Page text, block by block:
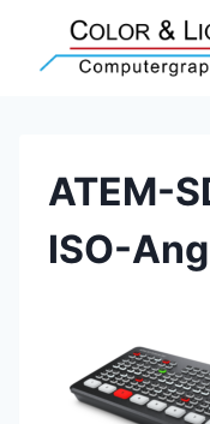
springen
ATEM-
ISO-